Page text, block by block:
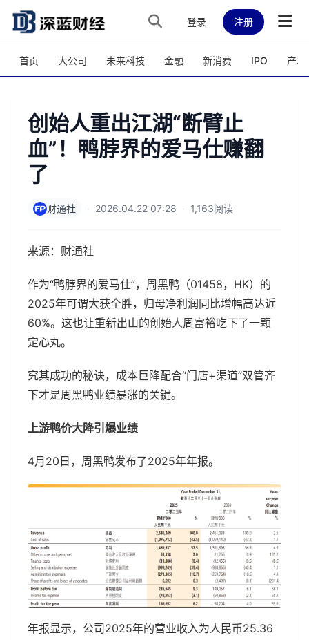
跳转到主内容
登录 注册
首页 大公司 未来科技 金融 新消费 IPO 产城
创始人重出江湖“断臂止
血”！鸭脖界的爱马仕赚翻
了
财通社 · 2026.04.22 07:28 · 1,163阅读
来源：财通社
作为“鸭脖界的爱马仕”，周黑鸭（01458，HK）的
2025年可谓大获全胜，归母净利润同比增幅高达近
60%。这也让重新出山的创始人周富裕吃下了一颗
定心丸。
究其成功的秘诀，成本巨降配合“门店+渠道”双管齐
下才是周黑鸭业绩暴涨的关键。
上游鸭价大降引爆业绩
4月20日，周黑鸭发布了2025年年报。
年报显示，公司2025年的营业收入为人民币25.36